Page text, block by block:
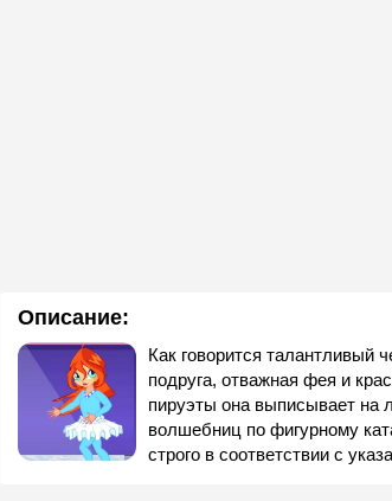
Описание:
Как говорится талантливый
подруга, отважная фея и
пируэты она выписывает на
волшебниц по фигурному
строго в соответствии с